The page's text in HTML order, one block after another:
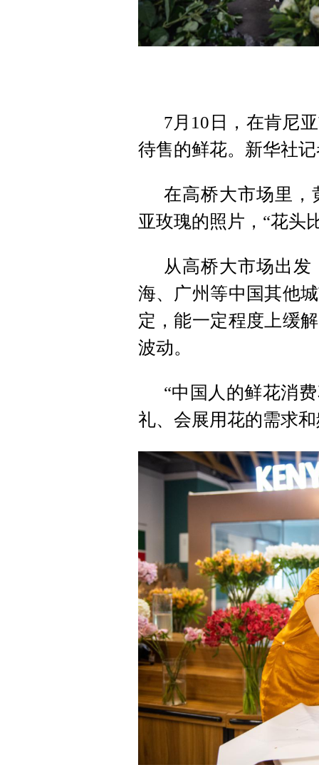
7月10日，在肯尼
待售的鲜花。新华社
在高桥大市场里，
亚玫瑰的照片，“花头
从高桥大市场出
海、广州等中国其他
定，能一定程度上缓
波动。
“中国人的鲜花消
礼、会展用花的需求